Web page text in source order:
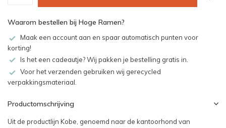
Waarom bestellen bij Hoge Ramen?
Maak een account aan en spaar automatisch punten voor
korting!
Is het een cadeautje? Wij pakken je bestelling gratis in.
Voor het verzenden gebruiken wij gerecycled
verpakkingsmateriaal.
Productomschrijving
Uit de productlijn Kobe, genoemd naar de kantoorhond van